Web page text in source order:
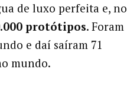
de luxo perfeita e, no
protótipos. Foram
e daí saíram 71
mundo.